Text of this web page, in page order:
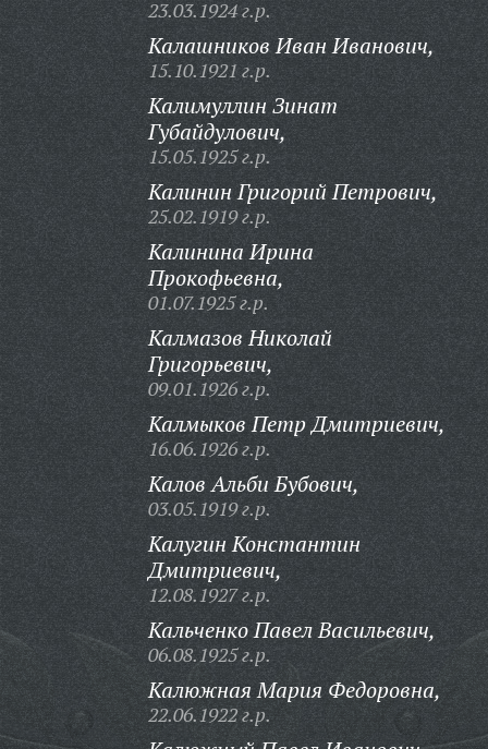
23.03.1924 г.р.
Калашников Иван Иванович,
15.10.1921 г.р.
Калимуллин Зинат
Губайдулович,
15.05.1925 г.р.
Калинин Григорий Петрович,
25.02.1919 г.р.
Калинина Ирина
Прокофьевна,
01.07.1925 г.р.
Калмазов Николай
Григорьевич,
09.01.1926 г.р.
Калмыков Петр Дмитриевич,
16.06.1926 г.р.
Калов Альби Бубович,
03.05.1919 г.р.
Калугин Константин
Дмитриевич,
12.08.1927 г.р.
Кальченко Павел Васильевич,
06.08.1925 г.р.
Калюжная Мария Федоровна,
22.06.1922 г.р.